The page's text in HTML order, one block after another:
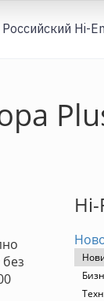
Российский Hi-